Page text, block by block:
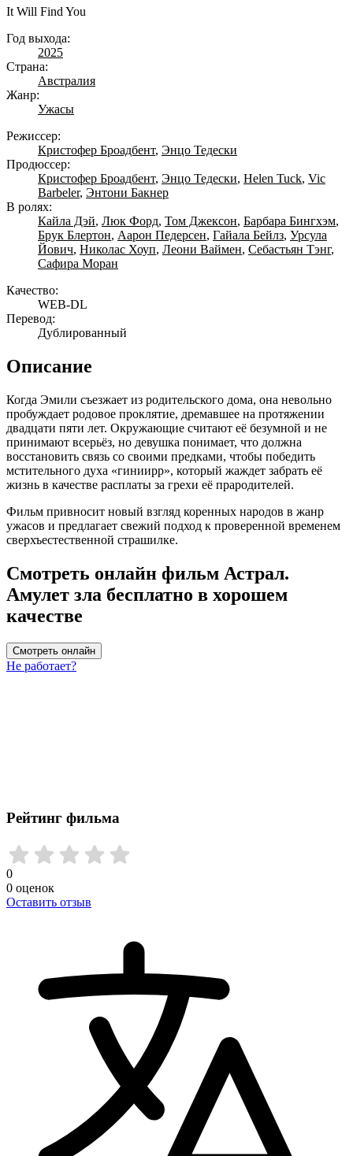
It Will Find You
Год выхода:
2025
Страна:
Австралия
Жанр:
Ужасы
Режиссер:
Кристофер Броадбент, Энцо Тедески
Продюссер:
Кристофер Броадбент, Энцо Тедески, Helen Tuck, Vic
Barbeler, Энтони Бакнер
В ролях:
Кайла Дэй, Люк Форд, Том Джексон, Барбара Бингхэм,
Брук Блертон, Аарон Педерсен, Гайала Бейлз, Урсула
Йович, Николас Хоуп, Леони Ваймен, Себастьян Тэнг,
Сафира Моран
Качество:
WEB-DL
Перевод:
Дублированный
Описание
Когда Эмили съезжает из родительского дома, она невольно
пробуждает родовое проклятие, дремавшее на протяжении
двадцати пяти лет. Окружающие считают её безумной и не
принимают всерьёз, но девушка понимает, что должна
восстановить связь со своими предками, чтобы победить
мстительного духа «гиниирр», который жаждет забрать её
жизнь в качестве расплаты за грехи её прародителей.
Фильм привносит новый взгляд коренных народов в жанр
ужасов и предлагает свежий подход к проверенной временем
сверхъестественной страшилке.
Смотреть онлайн фильм Астрал.
Амулет зла бесплатно в хорошем
качестве
Смотреть онлайн
Не работает?
Рейтинг фильма
0
0 оценок
Оставить отзыв